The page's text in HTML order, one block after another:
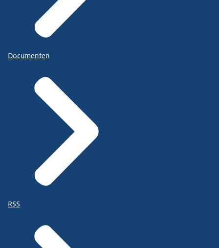
Documenten
RSS